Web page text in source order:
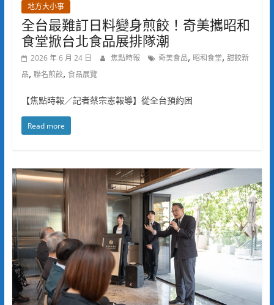
地方大小事
全台最難訂日料變身煎餃！奇美攜昭和
食堂掀台北食品展排隊潮
2026 年 6 月 24 日 焦點時報 奇美食品, 昭和食堂, 甜餃新
品, 聯名煎餃, 食品展覽
【焦點時報／記者蔡宗憲報導】從全台預約困
Read more